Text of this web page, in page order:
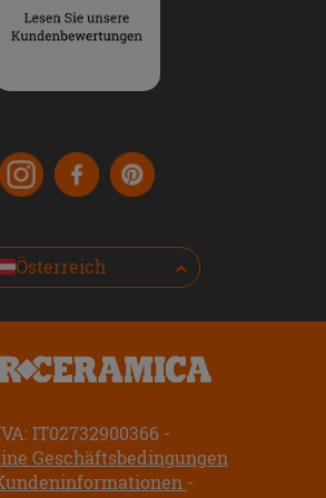
Österreich
IT02732900366
Geschäftsbedingungen